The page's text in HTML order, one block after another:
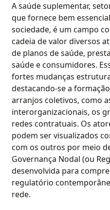
A saúde suplementar,
que fornece bem
sociedade, é um campo
cadeia de valor diversos
de planos de saúde,
saúde e consumidores.
fortes mudanças
destacando-se a
arranjos coletivos, como
interorganizacionais, os
redes contratuais. Os
podem ser visualizados
com os outros por meio
Governança Nodal (ou
desenvolvida para
regulatório
rede.